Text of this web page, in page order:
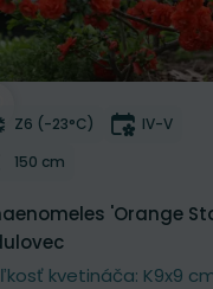
do zoznamu želaní
Mrazuvzdornosť
Z6 (-23°C) Doba
IV-V
Výška rastliny
150 cm
'Orange
kvetináča: K9x9